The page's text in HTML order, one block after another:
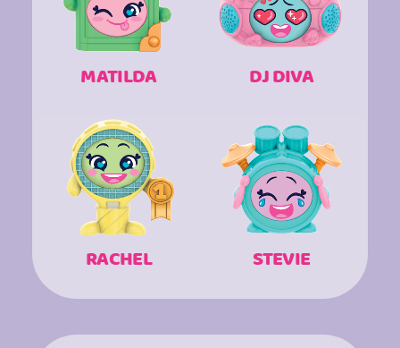
MATILDA DJ DIVA
RACHEL STEVIE